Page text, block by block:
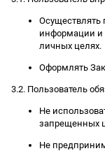
Осуществлять
информации и
личных целях.
Оформлять
3.2. Пользователь
Не
запрещенных
Не